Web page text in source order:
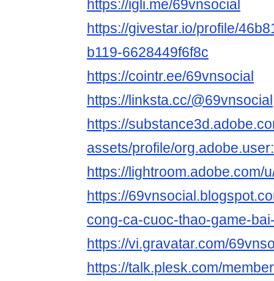
https://igli.me/69vnsocial
https://givestar.io/profile/
b119-6628449f6f8c
https://cointr.ee/69vnsocial
https://linksta.cc/@69vnsocial
https://
assets/profile/
https://lightroom.adobe.com/
https://
cong-ca-cuoc-thao-game-
https://vi.gravatar.com/
https://talk.plesk.com/